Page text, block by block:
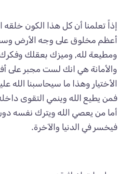
إذاً تعلمنا أن كل هذا الكون خلقه
أعظم مخلوق على وجه الأرض
ومطيعة لله, وميزك بعقلك وفكرك
والأمانة هي انك لست مجبر على
الأختيار وهذا ما سيحاسبنا الله
فمن يطيع الله وينمي التقوى
أما من يعصي الله ويترك نفسه
فيخسر في الدنيا والآخرة.